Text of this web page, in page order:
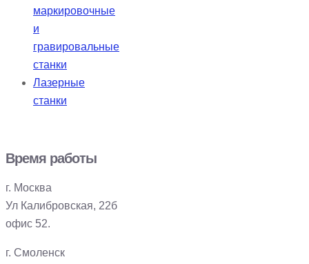
маркировочные
и
гравировальные
станки
Лазерные
станки
Время работы
г. Москва
Ул Калибровская, 22б
офис 52.
г. Смоленск